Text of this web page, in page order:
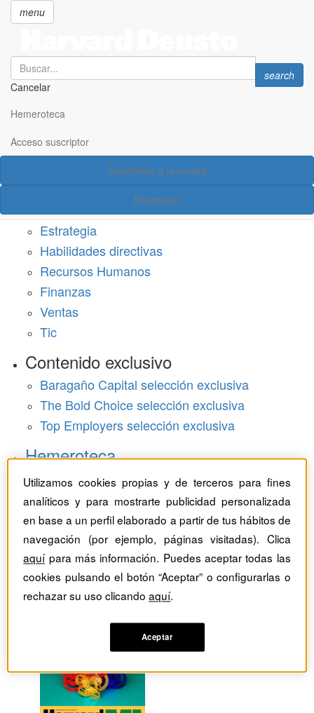
principal
menu
Search
Cancelar
Search
search
Hemeroteca
Acceso suscriptor
Suscríbete a la revista
Newsletter
Acceso suscriptor
Estrategia
Habilidades directivas
Recursos Humanos
Finanzas
Ventas
Tic
Contenido exclusivo
Baragaño Capital selección exclusiva
The Bold Choice selección exclusiva
Top Employers selección exclusiva
Hemeroteca
Monográficos
Dossieres
Revistas del mes
Utilizamos cookies propias y de terceros para fines
analíticos y para mostrarte publicidad personalizada
en base a un perfil elaborado a partir de tus hábitos de
navegación (por ejemplo, páginas visitadas). Clica
aquípara más información. Puedes aceptar todas las
cookies pulsando el botón “Aceptar” o configurarlas o
rechazar su uso clicandoaquí.
Aceptar